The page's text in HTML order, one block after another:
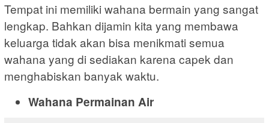
Tempat ini memiliki wahana bermain yang sangat
lengkap. Bahkan dijamin kita yang membawa
keluarga tidak akan bisa menikmati semua
wahana yang di sediakan karena capek dan
menghabiskan banyak waktu.
Wahana Permainan Air